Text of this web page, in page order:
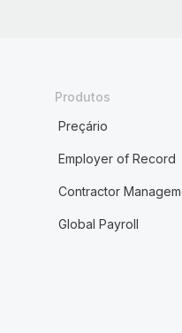
Produtos
Preçário
Employer of Record
Contractor
Global Payroll